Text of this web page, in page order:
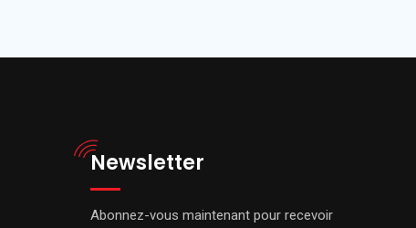
Newsletter
Abonnez-vous maintenant pour recevoir